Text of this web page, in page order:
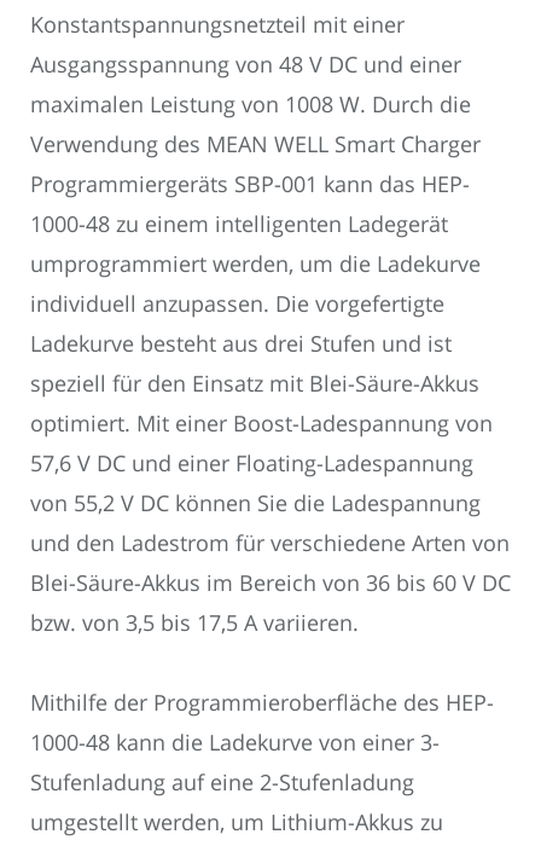
Konstantspannungsnetzteil mit einer
Ausgangsspannung von 48 V DC und einer
maximalen Leistung von 1008 W. Durch die
Verwendung des MEAN WELL Smart Charger
Programmiergeräts SBP-001 kann das HEP-
1000-48 zu einem intelligenten Ladegerät
umprogrammiert werden, um die Ladekurve
individuell anzupassen. Die vorgefertigte
Ladekurve besteht aus drei Stufen und ist
speziell für den Einsatz mit Blei-Säure-Akkus
optimiert. Mit einer Boost-Ladespannung von
57,6 V DC und einer Floating-Ladespannung
von 55,2 V DC können Sie die Ladespannung
und den Ladestrom für verschiedene Arten von
Blei-Säure-Akkus im Bereich von 36 bis 60 V DC
bzw. von 3,5 bis 17,5 A variieren.
Mithilfe der Programmieroberfläche des HEP-
1000-48 kann die Ladekurve von einer 3-
Stufenladung auf eine 2-Stufenladung
umgestellt werden, um Lithium-Akkus zu